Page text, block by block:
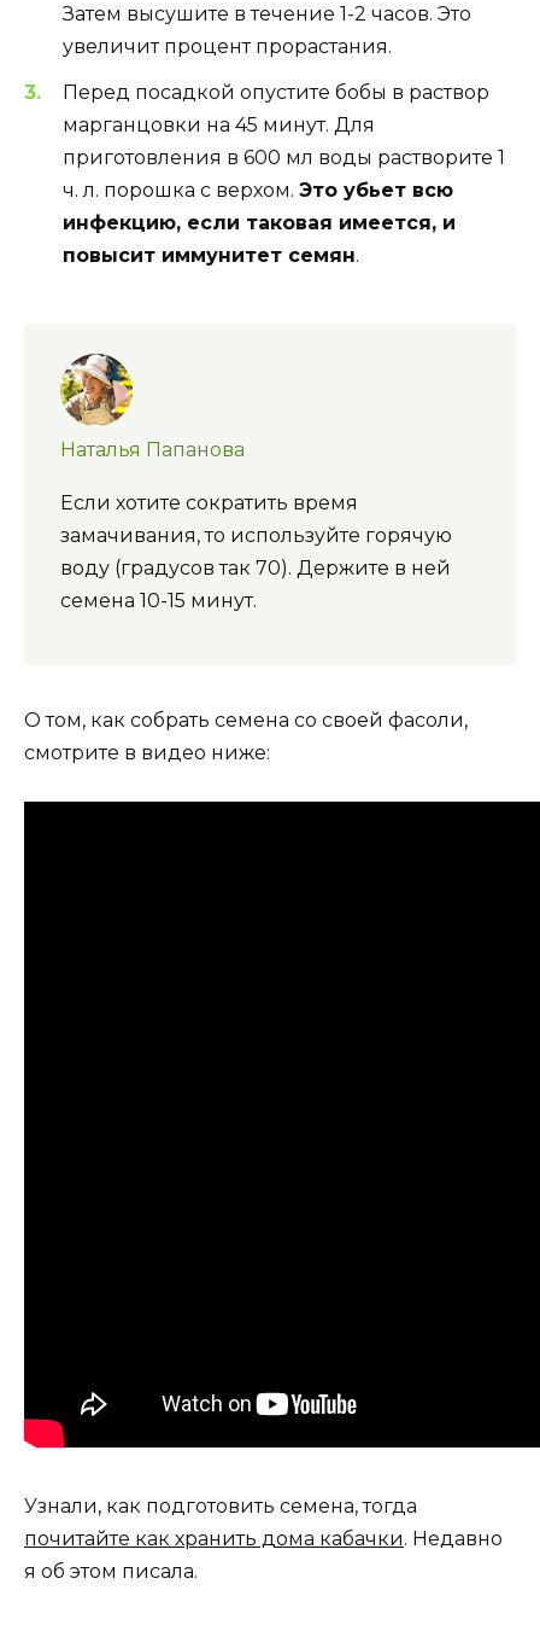
Затем высушите в течение 1-2 часов. Это
увеличит процент прорастания.
Перед посадкой опустите бобы в раствор
марганцовки на 45 минут. Для
приготовления в 600 мл воды растворите 1
ч. л. порошка с верхом. Это убьет всю
инфекцию, если таковая имеется, и
повысит иммунитет семян.
Наталья Папанова
Если хотите сократить время
замачивания, то используйте горячую
воду (градусов так 70). Держите в ней
семена 10-15 минут.
О том, как собрать семена со своей фасоли,
смотрите в видео ниже:
Узнали, как подготовить семена, тогда
почитайте как хранить дома кабачки. Недавно
я об этом писала.